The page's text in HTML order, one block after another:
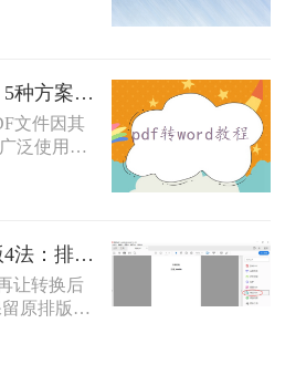
么转换成
种将PDF
PDF格式免费转Word：5种方案的速度、精度、文件限制对比！
文件因其
泛使用。
行编辑
时，将
本文将为
且完全免
实现格式
PDF转Word保留原排版4法：排版优先模式、OCR选项和格式修复全流程！
让转换后
原排版的
全乱
得一个个